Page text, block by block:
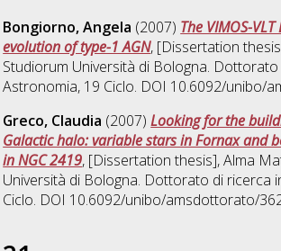
Bongiorno, Angela (2007) The VIMOS-
evolution of type-1 AGN, [Dissertation
Studiorum Università di Bologna.
Astronomia, 19 Ciclo. DOI 10.6092/unibo/
Greco, Claudia (2007)Looking for the
Galactic halo: variable stars in Fornax and
in NGC 2419, [Dissertation thesis], Alma
Università di Bologna. Dottorato di ricerca
Ciclo. DOI 10.6092/unibo/amsdottorato/